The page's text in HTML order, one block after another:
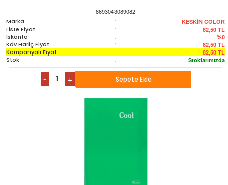
8693043089082
Marka
: KESKİN COLOR
Liste Fiyat : 82,50 TL
İskonto : %0
Kdv Hariç Fiyat : 82,50 TL
Kampanyalı Fiyat : 82,50 TL
Stok : Stoklarımızda
- + Sepete Ekle